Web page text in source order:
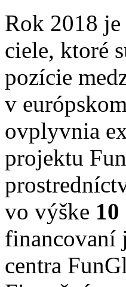
Rok 2018 je
ciele, ktoré
pozície
v
ovplyvnia
projektu
vo výške
financovaní
centra